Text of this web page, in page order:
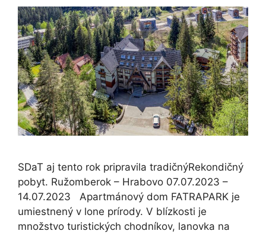
SDaT aj tento rok pripravila tradičnýRekondičný
pobyt. Ružomberok – Hrabovo 07.07.2023 –
14.07.2023 Apartmánový dom FATRAPARK je
umiestnený v lone prírody. V blízkosti je
množstvo turistických chodníkov, lanovka na